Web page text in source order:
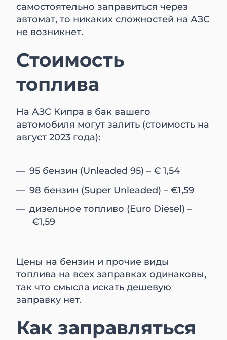
самостоятельно заправиться через
автомат, то никаких сложностей на АЗС
не возникнет.
Стоимость
топлива
На АЗС Кипра в бак вашего
автомобиля могут залить (стоимость на
август 2023 года):
95 бензин (Unleaded 95) – € 1,54
98 бензин (Super Unleaded) – €1,59
дизельное топливо (Euro Diesel) –
€1,59
Цены на бензин и прочие виды
топлива на всех заправках одинаковы,
так что смысла искать дешевую
заправку нет.
Как заправляться